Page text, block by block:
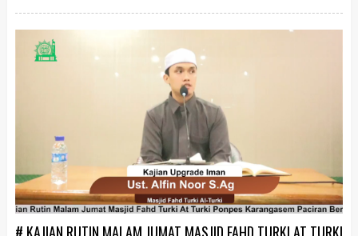
# KAJIAN RUTIN MALAM JUMAT MASJID FAHD TURKI AT TURKI